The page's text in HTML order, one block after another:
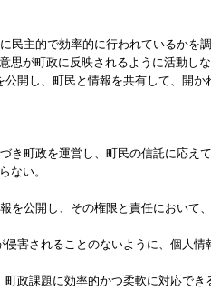
主的で効率的に行われているかを
思が町政に反映されるように活動しな
開し、町民と情報を共有して、開か
き町政を運営し、町民の信託に応え
ない。
を公開し、その権限と責任において
害されることのないように、個人情
政課題に効率的かつ柔軟に対応でき